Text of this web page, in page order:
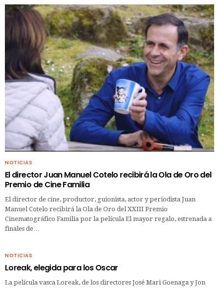
NOTICIAS
El director Juan Manuel Cotelo recibirá la Ola de Oro del
Premio de Cine Familia
El director de cine, productor, guionista, actor y periodista Juan
Manuel Cotelo recibirá la Ola de Oro del XXIII Premio
Cinematográfico Familia por la película El mayor regalo, estrenada a
finales de…
NOTICIAS
Loreak, elegida para los Oscar
La película vasca Loreak, de los directores José Mari Goenaga y Jon